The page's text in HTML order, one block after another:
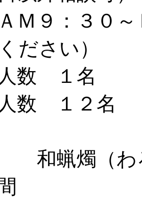
Ｍ９：３０
ださい）
数 １名
数 １２名
和蝋燭（